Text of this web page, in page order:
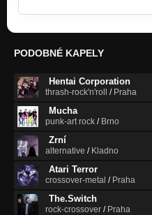
PODOBNÉ KAPELY
Hentai Corporation
thrash-rock'n'roll / Praha
Mucha
punk-art rock / Brno
Zrní
alternative / Kladno
Atari Terror
crossover-metal / Praha
The.Switch
rock-crossover / Praha